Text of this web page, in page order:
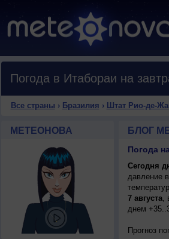
Погода в Итабораи на
Все страны › Бразилия › Штат Рио-де-
МЕТЕОНОВА БЛОГ
Погода
Сегодня
давление
7 августа,
днем
Прогноз